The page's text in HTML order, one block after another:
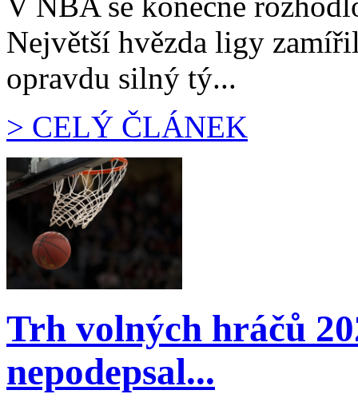
Největší hvězda ligy
opravdu silný tý...
> CELÝ ČLÁNEK
Trh volných hráčů
nepodepsal...